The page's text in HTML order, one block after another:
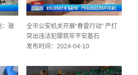
：玻
全市公安机关开展“春雷行动” 严打
突出违法犯罪筑牢平安基石
发布时间：2024-04-10